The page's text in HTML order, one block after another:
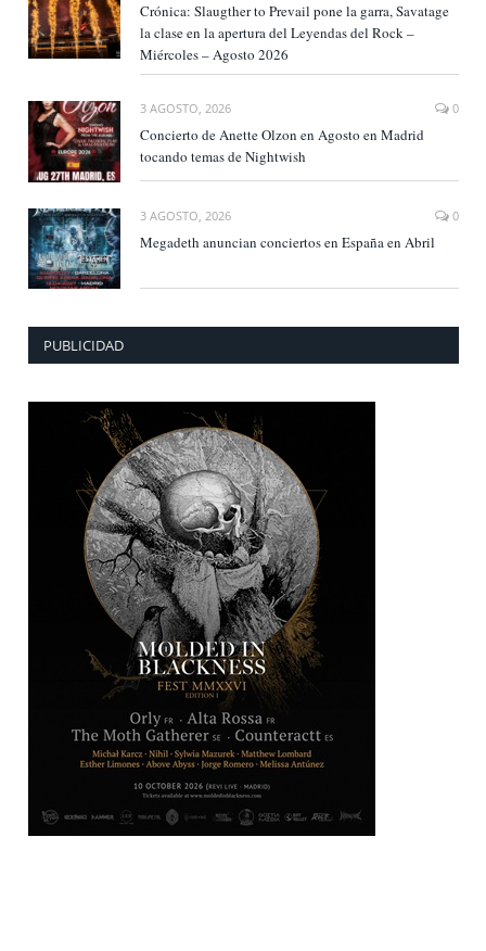
Crónica: Slaugther to Prevail pone la garra, Savatage
la clase en la apertura del Leyendas del Rock –
Miércoles – Agosto 2026
3 AGOSTO, 2026 0
Concierto de Anette Olzon en Agosto en Madrid
tocando temas de Nightwish
3 AGOSTO, 2026 0
Megadeth anuncian conciertos en España en Abril
PUBLICIDAD